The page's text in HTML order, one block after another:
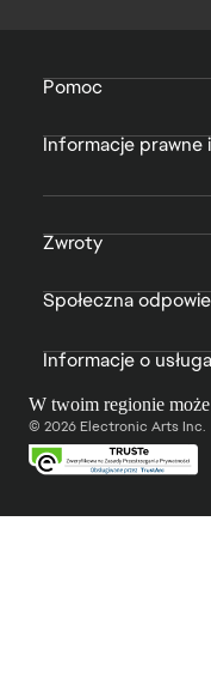
Pomoc
Informacje prawne
Zwroty
Społeczna
Informacje o
W twoim regionie
© 2026 Electronic Arts Inc.